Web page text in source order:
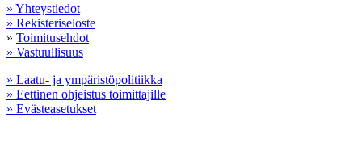
» Yhteystiedot
» Rekisteriseloste
» Toimitusehdot
» Vastuullisuus
» Laatu- ja ympäristöpolitiikka
» Eettinen ohjeistus toimittajille
» Evästeasetukset